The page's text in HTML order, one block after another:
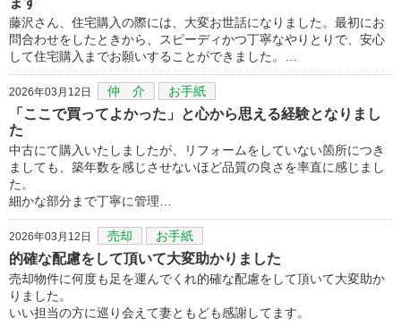
藤沢さん、住宅購入の際には、大変お世話になりました。最初にお
問合わせをしたときから、スピーディかつ丁寧なやりとりで、安心
して住宅購入までお願いすることができました。…
2026年03月12日 仲 介 お手紙
「ここで買ってよかった」と心から思える経験となりまし
た
中古にて購入いたしましたが、リフォームをしていない箇所につき
ましても、築年数を感じさせないほど品質の良さを率直に感じまし
た。
細かな部分まで丁寧に管理…
2026年03月12日 売却 お手紙
的確な配慮をして頂いて大変助かりました
売却物件に何度も足を運んでくれ的確な配慮をして頂いて大変助か
りました。
いい担当の方に巡り会えて妻ともども感謝してます。